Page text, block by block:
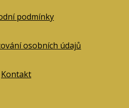
podmínky
osobních údajů
Kontakt